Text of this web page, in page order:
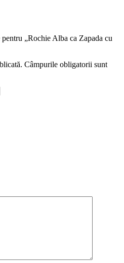
„Rochie Alba ca Zapada cu
Câmpurile obligatorii sunt